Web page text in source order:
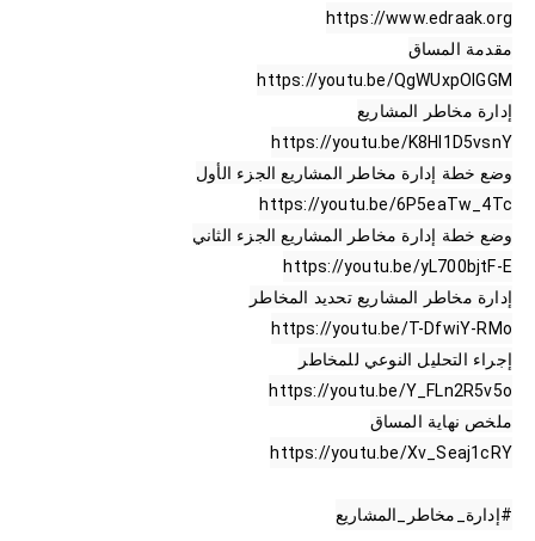
https://www.edraak.org
مقدمة المساق
https://youtu.be/QgWUxpOlGGM
إدارة مخاطر المشاريع
https://youtu.be/K8HI1D5vsnY
وضع خطة إدارة مخاطر المشاريع الجزء الأول
https://youtu.be/6P5eaTw_4Tc
وضع خطة إدارة مخاطر المشاريع الجزء الثاني
https://youtu.be/yL700bjtF-E
إدارة مخاطر المشاريع تحديد المخاطر
https://youtu.be/T-DfwiY-RMo
إجراء التحليل النوعي للمخاطر
https://youtu.be/Y_FLn2R5v5o
ملخص نهاية المساق
https://youtu.be/Xv_Seaj1cRY
#إدارة_مخاطر_المشاريع